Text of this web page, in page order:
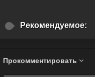
Рекомендуемое:
Прокомментировать